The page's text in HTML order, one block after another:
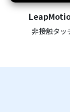
非接触タッ